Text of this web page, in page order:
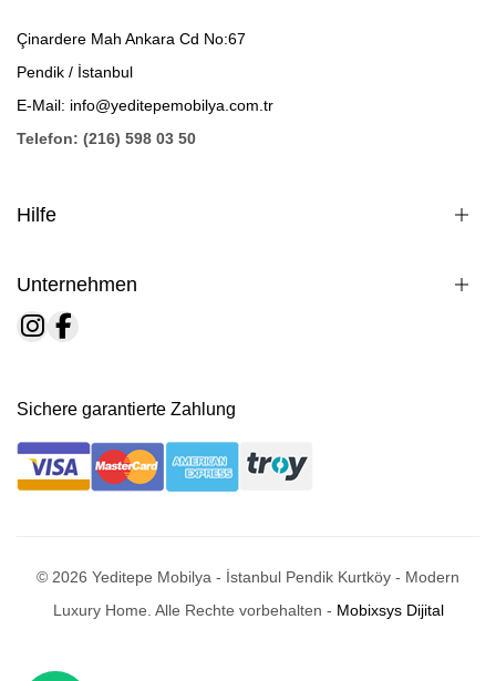
Çinardere Mah Ankara Cd No:67
Pendik / İstanbul
E-Mail: info@yeditepemobilya.com.tr
Telefon: (216) 598 03 50
Hilfe
Unternehmen
Sichere garantierte Zahlung
© 2026 Yeditepe Mobilya - İstanbul Pendik Kurtköy - Modern
Luxury Home. Alle Rechte vorbehalten - Mobixsys Dijital